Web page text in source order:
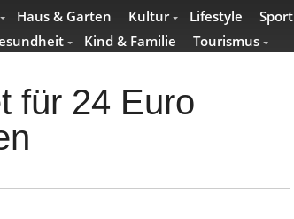
Haus & Garten Kultur Lifestyle Sport
Kind & Familie Tourismus
für 24 Euro